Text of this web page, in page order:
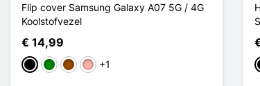
Flip cover Samsung Galaxy A07 5G / 4G
Koolstofvezel
€ 14,99
ZwartGroenBruinRose Goud
+1